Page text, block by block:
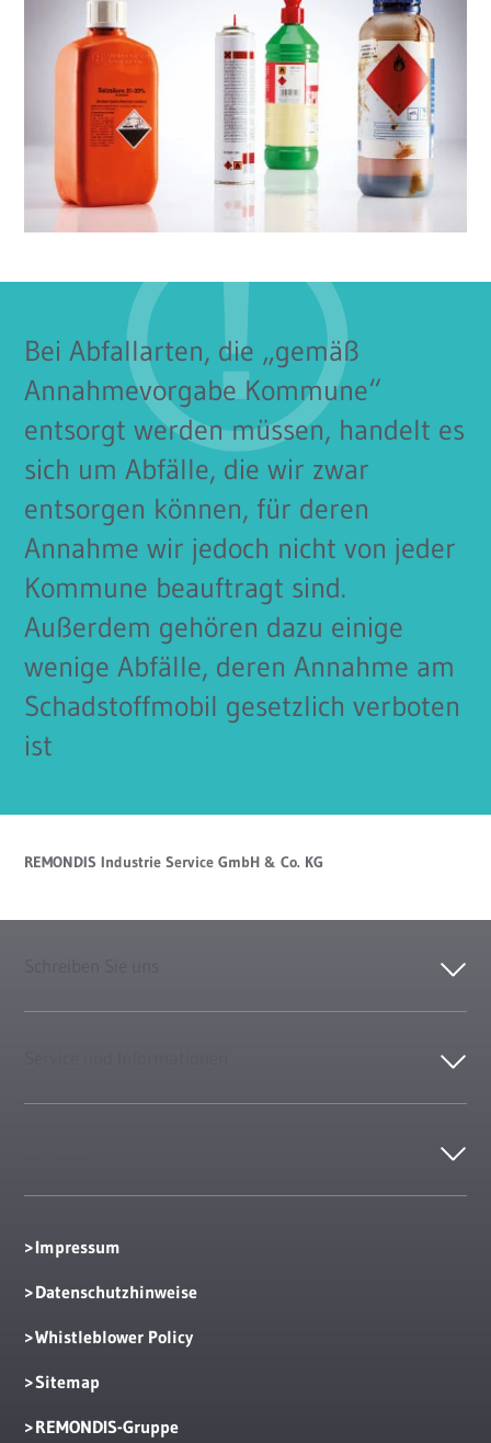
Bei Abfallarten, die „gemäß
Annahmevorgabe Kommune“
entsorgt werden müssen, handelt es
sich um Abfälle, die wir zwar
entsorgen können, für deren
Annahme wir jedoch nicht von jeder
Kommune beauftragt sind.
Außerdem gehören dazu einige
wenige Abfälle, deren Annahme am
Schadstoffmobil gesetzlich verboten
ist
REMONDIS Industrie Service GmbH & Co. KG
Impressum
Datenschutzhinweise
Whistleblower Policy
Sitemap
REMONDIS-Gruppe